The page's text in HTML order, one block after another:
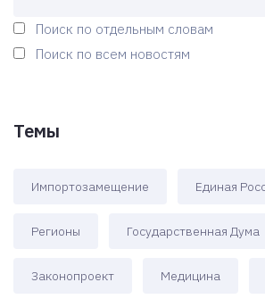
Поиск по отдельным словам
Поиск по всем новостям
Темы
Импортозамещение Единая
Регионы Государственная Дума
Законопроект Медицина